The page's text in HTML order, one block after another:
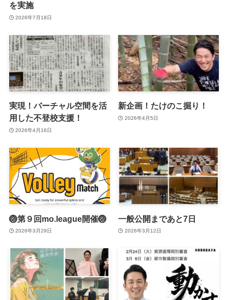
を実施
2026年7月18日
実現！バーチャル空間を活
用した不登校支援！
2026年4月16日
新企画！たけのこ掘り！
2026年4月5日
🏐第９回mo.league開催🏐
2026年3月29日
一般公開まであと7日
2026年3月12日